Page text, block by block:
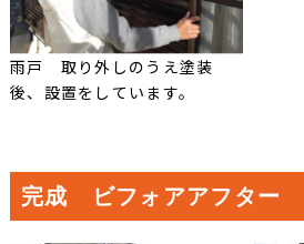
雨戸 取り外しのうえ塗装
後、設置をしています。
完成 ビフォアアフター